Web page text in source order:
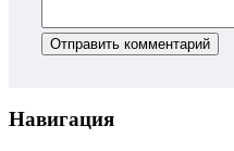
Отправить комментарий
Навигация